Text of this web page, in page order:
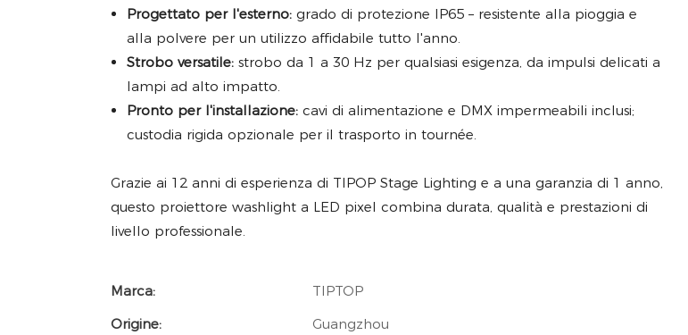
Progettato per l'esterno: grado di protezione IP65 – resistente alla pioggia e
alla polvere per un utilizzo affidabile tutto l'anno.
Strobo versatile: strobo da 1 a 30 Hz per qualsiasi esigenza, da impulsi delicati a
lampi ad alto impatto.
Pronto per l'installazione: cavi di alimentazione e DMX impermeabili inclusi;
custodia rigida opzionale per il trasporto in tournée.
Grazie ai 12 anni di esperienza di TIPOP Stage Lighting e a una garanzia di 1 anno,
questo proiettore washlight a LED pixel combina durata, qualità e prestazioni di
livello professionale.
Marca:
TIPTOP
Origine:
Guangzhou